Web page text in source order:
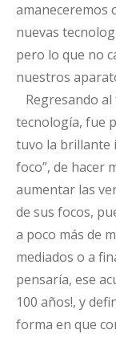
amaneceremos
nuevas
pero lo que no
nuestros
Regresando
tecnología, fue
tuvo la brillante
foco”, de hacer
aumentar las
de sus focos,
a poco más de
mediados o a
pensaría, ese
100 años!, y
forma en que